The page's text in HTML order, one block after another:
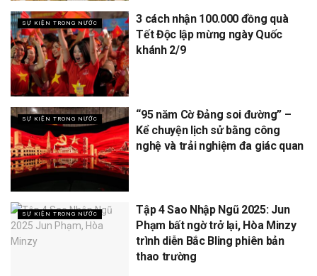
SỰ KIỆN TRONG NƯỚC
3 cách nhận 100.000 đồng quà
Tết Độc lập mừng ngày Quốc
khánh 2/9
SỰ KIỆN TRONG NƯỚC
“95 năm Cờ Đảng soi đường” –
Kể chuyện lịch sử bằng công
nghệ và trải nghiệm đa giác quan
SỰ KIỆN TRONG NƯỚC
Tập 4 Sao Nhập Ngũ 2025: Jun
Phạm bất ngờ trở lại, Hòa Minzy
trình diễn Bắc Bling phiên bản
thao trường